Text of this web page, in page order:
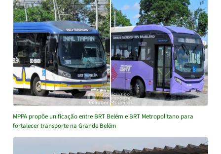
MPPA propõe unificação entre BRT Belém e BRT Metropolitano para
fortalecer transporte na Grande Belém